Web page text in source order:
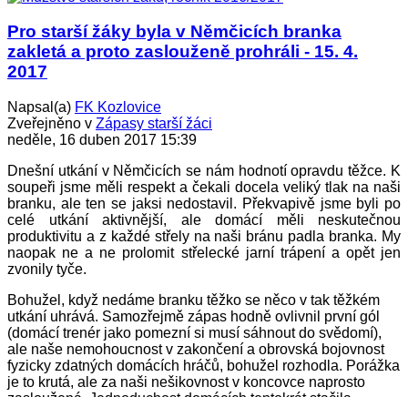
Pro starší žáky byla v Němčicích branka
zakletá a proto zaslouženě prohráli - 15. 4.
2017
Napsal(a) FK Kozlovice
Zveřejněno v Zápasy starší žáci
neděle, 16 duben 2017 15:39
Dnešní utkání v Němčicích se nám hodnotí opravdu těžce. K
soupeři jsme měli respekt a čekali docela veliký tlak na naši
branku, ale ten se jaksi nedostavil. Překvapivě jsme byli po
celé utkání aktivnější, ale domácí měli neskutečnou
produktivitu a z každé střely na naši bránu padla branka. My
naopak ne a ne prolomit střelecké jarní trápení a opět jen
zvonily tyče.
Bohužel, když nedáme branku těžko se něco v tak těžkém
utkání uhrává. Samozřejmě zápas hodně ovlivnil první gól
(domácí trenér jako pomezní si musí sáhnout do svědomí),
ale naše nemohoucnost v zakončení a obrovská bojovnost
fyzicky zdatných domácích hráčů, bohužel rozhodla. Porážka
je to krutá, ale za naši nešikovnost v koncovce naprosto